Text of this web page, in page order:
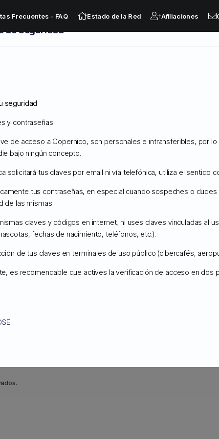
Frecuentes - FAQ Estado de la Red Afiliaciones
AVANZADO Y DEDICADO
Y DEDICADO
los Términos y Condiciones para
Y DEDICADO
objeto establecer las condiciones técnicas y
servicio de hosting cloud avanzado y dedicado
reconoce expresamente que Copérnico no
ni de sus herramientas informáticas de
accesible para el público a través de la red
Copérnico ofrece productos con recursos de
y servicios vinculados del Cliente, siempre
su uso sea razonable.
de Seguridad
seguridad
y contraseñas
de acceso a Copernico, son personales e intransferibles, por
bajo ningún concepto.
solicitará tus claves por email ni vía telefónica, utiliza el sentido
tus contraseñas, en especial cuando sospeches o dudes
de las mismas.
claves y códigos en internet, ni uses claves vinculadas al
fechas de nacimiento, teléfonos, etc.).
de tus claves en terminales de uso público (cibercafés,
es recomendable que actives la verificación de acceso en dos